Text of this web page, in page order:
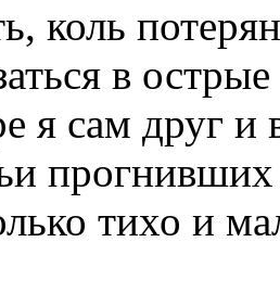
коль
в
я сам друг и
прогнивших
тихо и